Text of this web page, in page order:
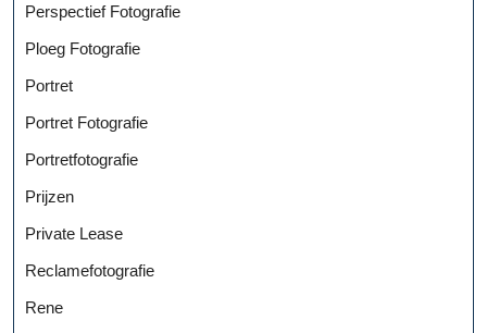
Perspectief Fotografie
Ploeg Fotografie
Portret
Portret Fotografie
Portretfotografie
Prijzen
Private Lease
Reclamefotografie
Rene